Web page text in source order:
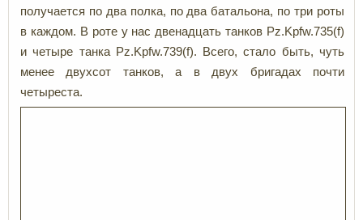
получается по два полка, по два батальона, по три роты
в каждом. В роте у нас двенадцать танков Pz.Kpfw.735(f)
и четыре танка Pz.Kpfw.739(f). Всего, стало быть, чуть
менее двухсот танков, а в двух бригадах почти
четыреста.